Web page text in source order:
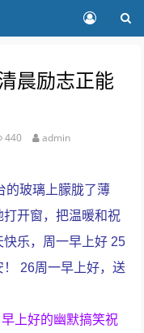
晨励志正能
440 admin
的玻璃上朦胧了薄
开窗，把温暖和祝
乐，周一早上好 25
26周一早上好，送
上好的幽默搞笑祝